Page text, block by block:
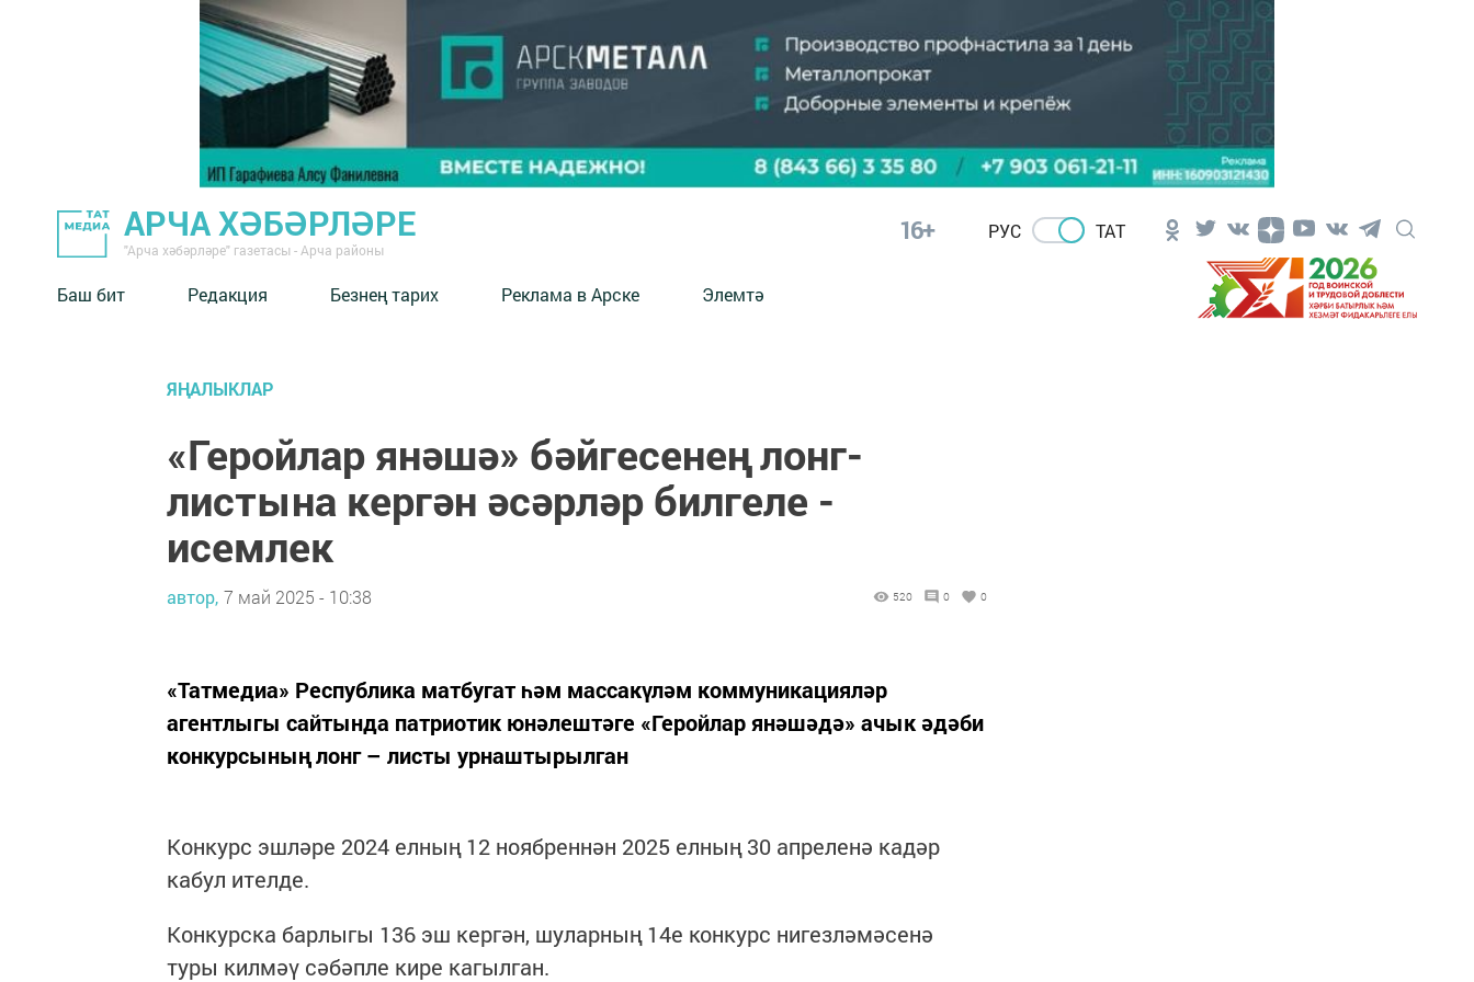
АРЧА ХӘБӘРЛӘРЕ
"Арча хәбәрләре" газетасы - Арча районы
16+ РУС ТАТ
Баш бит Редакция Безнең тарих Реклама в Арске Элемтә
ЯҢАЛЫКЛАР
«Геройлар янәшә» бәйгесенең лонг-
листына кергән әсәрләр билгеле -
исемлек
автор, 7 май 2025 - 10:38 520 0 0
«Татмедиа» Республика матбугат һәм массакүләм коммуникацияләр
агентлыгы сайтында патриотик юнәлештәге «Геройлар янәшәдә» ачык әдәби
конкурсының лонг – листы урнаштырылган
Конкурс эшләре 2024 елның 12 ноябреннән 2025 елның 30 апреленә кадәр
кабул ителде.
Конкурска барлыгы 136 эш кергән, шуларның 14е конкурс нигезләмәсенә
туры килмәү сәбәпле кире кагылган.